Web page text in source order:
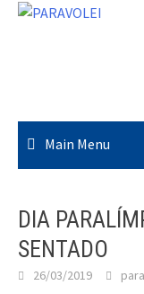
Skip
Main Menu
DIA
SENTADO
26/03/2019